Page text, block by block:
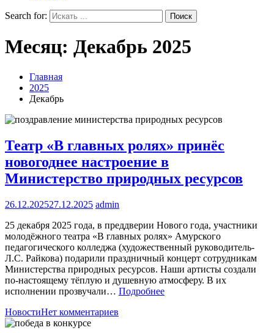
Search for:
Месяц: Декабрь 2025
Главная
2025
Декабрь
Театр «В главных ролях» принёс
новогоднее настроение в
Министерство природных ресурсов
26.12.202527.12.2025 admin
25 декабря 2025 года, в преддверии Нового года, участники
молодёжного театра «В главных ролях» Амурского
педагогического колледжа (художественный руководитель-
Л.С. Райкова) подарили праздничный концерт сотрудникам
Министерства природных ресурсов. Наши артисты создали
по-настоящему тёплую и душевную атмосферу. В их
исполнении прозвучали… Подробнее
НовостиНет комментариев